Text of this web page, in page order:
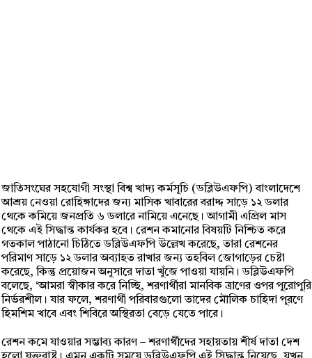
জাতিসংঘের সহযোগী সংস্থা বিশ্ব খাদ্য কর্মসূচি (ডব্লিউএফপি) বাংলাদেশে
আশ্রয় নেওয়া রোহিঙ্গাদের জন্য মাসিক খাবারের বরাদ্দ সাড়ে ১২ ডলার
থেকে কমিয়ে জনপ্রতি ৬ ডলারে নামিয়ে এনেছে। আগামী এপ্রিল মাস
থেকে এই সিদ্ধান্ত কার্যকর হবে। রেশন কমানোর বিষয়টি নিশ্চিত করে
গতকাল পাঠানো চিঠিতে ডব্লিউএফপি উল্লেখ করেছে, তারা রেশনের
পরিমাণ সাড়ে ১২ ডলার অব্যাহত রাখার জন্য তহবিল জোগাড়ের চেষ্টা
করেছে, কিন্তু প্রয়োজন অনুসারে দাতা খুঁজে পাওয়া যায়নি। ডব্লিউএফপি
বলেছে, ‘আমরা স্বীকার করে নিচ্ছি, শরণার্থীরা মানবিক ত্রাণের ওপর পুরোপুরি
নির্ভরশীল। যার ফলে, শরণার্থী পরিবারগুলো তাদের মৌলিক চাহিদা পূরণে
হিমশিম খাবে এবং শিবিরে অস্থিরতা বেড়ে যেতে পারে।
রেশন কমে যাওয়ার সম্ভাব্য কারণ – শরণার্থীদের সহায়তায় শীর্ষ দাতা দেশ